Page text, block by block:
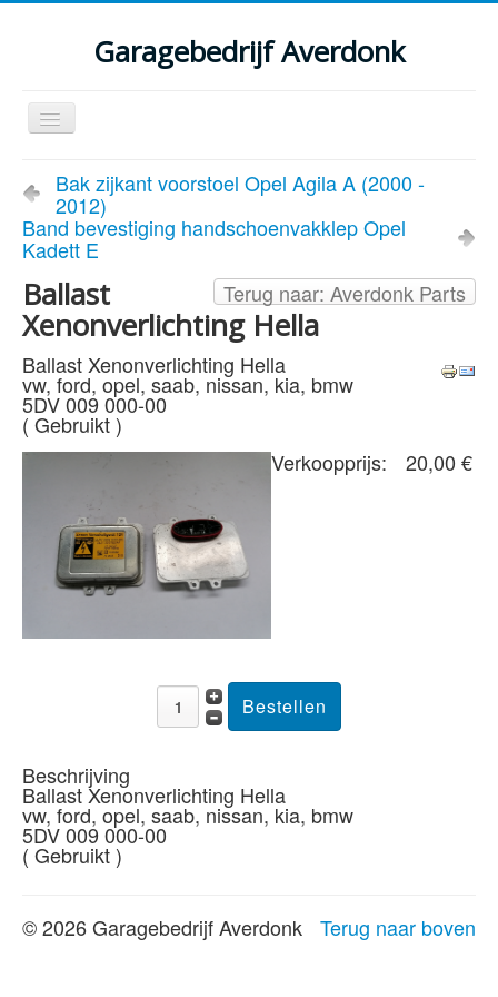
Garagebedrijf Averdonk
Schakelen
navigatie
Welkom
Klassiekers en restauratie verslagen
Diensten
Parts
Occasions
Kenteken gegevens opvragen
Contact
Bak zijkant voorstoel Opel Agila A (2000 -
2012)
Band bevestiging handschoenvakklep Opel
Kadett E
Terug naar: Averdonk Parts
Ballast
Xenonverlichting Hella
Ballast Xenonverlichting Hella
vw, ford, opel, saab, nissan, kia, bmw
5DV 009 000-00
( Gebruikt )
Verkoopprijs:
20,00 €
Beschrijving
Ballast Xenonverlichting Hella
vw, ford, opel, saab, nissan, kia, bmw
5DV 009 000-00
( Gebruikt )
Terug naar boven
© 2026 Garagebedrijf Averdonk